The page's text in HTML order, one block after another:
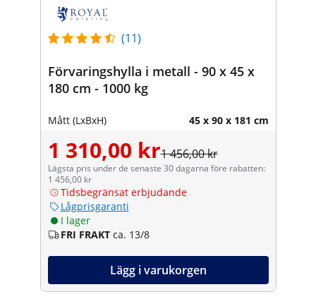
(11)
Förvaringshylla i metall - 90 x 45 x
180 cm - 1000 kg
Mått (LxBxH) 45 x 90 x 181 cm
1 310,00 kr1 456,00 kr
Lägsta pris under de senaste 30 dagarna före rabatten:
1 456,00 kr
Tidsbegränsat erbjudande
Lågprisgaranti
I lager
FRI FRAKT ca. 13/8
Lägg i varukorgen